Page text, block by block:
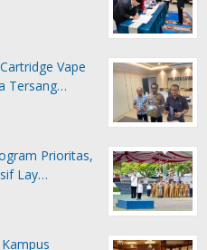
Vape
Tersang…
Prioritas,
Lay…